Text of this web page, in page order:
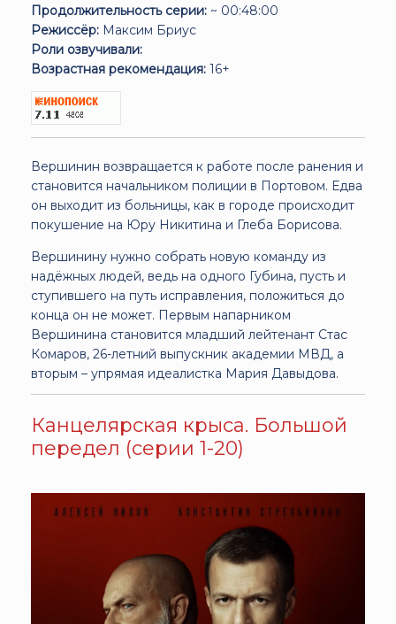
Продолжительность серии: ~ 00:48:00
Режиссёр: Максим Бриус
Роли озвучивали:
Возрастная рекомендация: 16+
Вершинин возвращается к работе после ранения и
становится начальником полиции в Портовом. Едва
он выходит из больницы, как в городе происходит
покушение на Юру Никитина и Глеба Борисова.
Вершинину нужно собрать новую команду из
надёжных людей, ведь на одного Губина, пусть и
ступившего на путь исправления, положиться до
конца он не может. Первым напарником
Вершинина становится младший лейтенант Стас
Комаров, 26-летний выпускник академии МВД, а
вторым – упрямая идеалистка Мария Давыдова.
Канцелярская крыса. Большой
передел (серии 1-20)